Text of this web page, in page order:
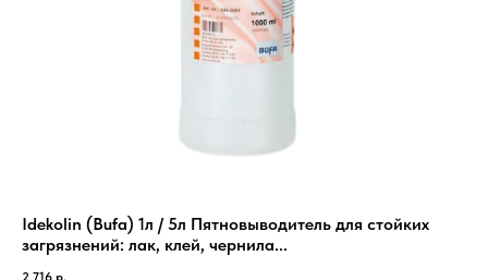
Idekolin (Bufa) 1л / 5л Пятновыводитель для стойких
загрязнений: лак, клей, чернила...
2 716 р.